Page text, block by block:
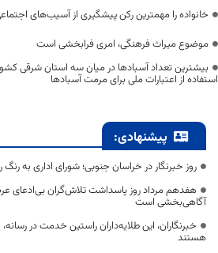
خانواده را مهمترین رکن پیشگیری از آسیب‌های
موضوع میراث فرهنگی، امری فرابخشی است
بیشترین تعداد آسبادها در میان سه استان شرقی
استفاده از اعتبارات ملی برای مرمت آسبادها
پیشنهادی:
روز خبرنگار در خراسان جنوبی؛ شورای اداری به رنگ
هفدهم مرداد روز پاسداشت تلاش‌گران بی‌ادعای
آگاهی‌بخشی است
خبرنگاران، این طلایه‌داران راستین خدمت در
هستند